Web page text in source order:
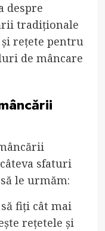
despre
tradiționale
rețete pentru
de mâncare
sfaturi
le urmăm:
fiți cât mai
rețetele și